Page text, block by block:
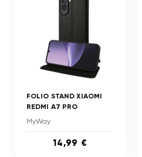
FOLIO STAND XIAOMI
REDMI A7 PRO
MyWay
14,99 €